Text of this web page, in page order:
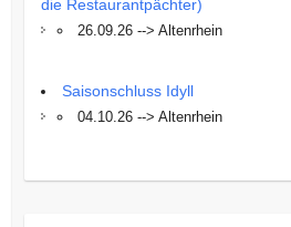
die Restaurantpächter)
26.09.26 --> Altenrhein
Saisonschluss Idyll
04.10.26 --> Altenrhein